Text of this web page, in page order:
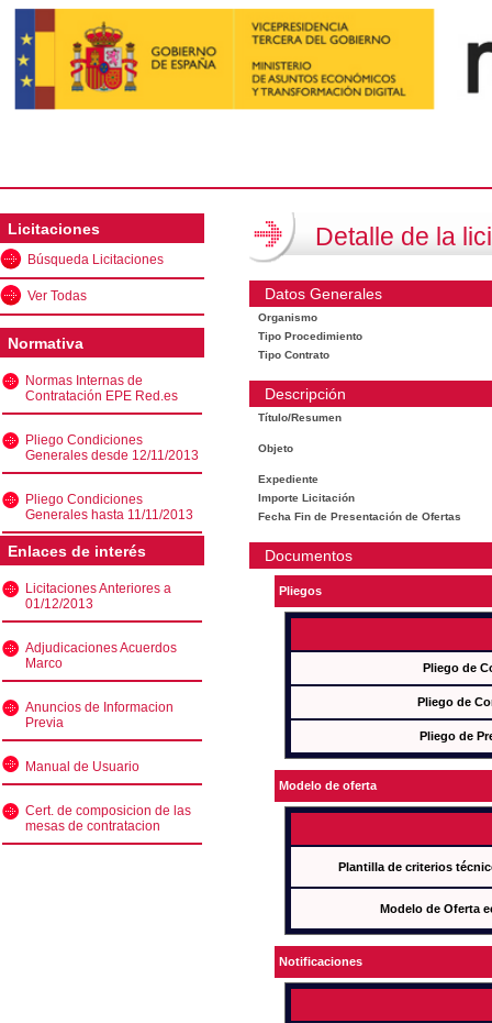
Licitaciones
Búsqueda Licitaciones
Ver Todas
Normativa
Normas Internas de
Contratación EPE Red.es
Pliego Condiciones
Generales desde 12/11/2013
Pliego Condiciones
Generales hasta 11/11/2013
Enlaces de interés
Licitaciones Anteriores a
01/12/2013
Adjudicaciones Acuerdos
Marco
Anuncios de Informacion
Previa
Manual de Usuario
Cert. de composicion de las
mesas de contratacion
Detalle de la
Datos Generales
Organismo
Tipo Procedimiento
Tipo Contrato
Descripción
Título/Resumen
Objeto
Expediente
Importe Licitación
Fecha Fin de Presentación de Ofertas
Documentos
Pliegos
Pliego de
Pliego de
Pliego de
Modelo de oferta
Plantilla de criterios
Modelo de Oferta
Notificaciones